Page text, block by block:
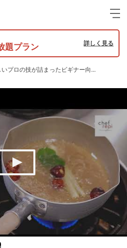
題プラン 詳しく見る
プロの技が詰まったビギナー向...